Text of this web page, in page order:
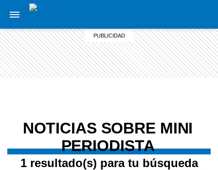
NOTICIAS SOBRE MINI
PERIODISTA
1 resultado(s) para tu búsqueda